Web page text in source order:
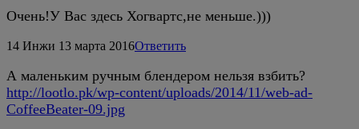
Очень!У Вас здесь Хогвартс,не меньше.)))
14 Инжи 13 марта 2016Ответить
А маленьким ручным блендером нельзя взбить?
http://lootlo.pk/wp-content/uploads/2014/11/web-ad-
CoffeeBeater-09.jpg